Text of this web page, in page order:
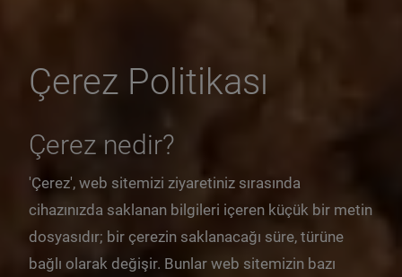
Çerez Politikası
Çerez nedir?
'Çerez', web sitemizi ziyaretiniz sırasında
cihazınızda saklanan bilgileri içeren küçük bir metin
dosyasıdır; bir çerezin saklanacağı süre, türüne
bağlı olarak değişir. Bunlar web sitemizin bazı